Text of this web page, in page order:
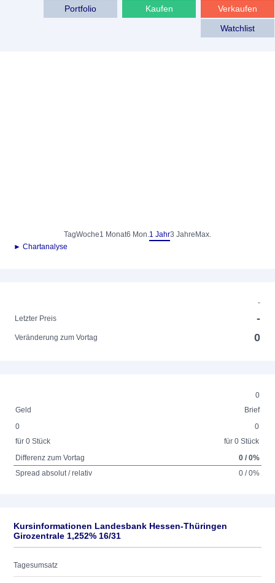
Verkaufen
Kaufen
Portfolio
Watchlist
TagWoche1 Monat6 Mon.1 Jahr3 Jahre Max.
► Chartanalyse
-
Letzter Preis
-
Veränderung zum Vortag 0
0
Geld
Brief
0
für 0 Stück
0
für 0 Stück
Differenz zum Vortag
0 / 0%
Spread absolut / relativ
0 / 0%
Kursinformationen Landesbank Hessen-Thüringen
Girozentrale 1,252% 16/31
Tagesumsatz